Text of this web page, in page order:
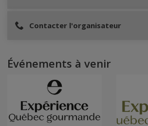
Contacter l'organisateur
Événements à venir